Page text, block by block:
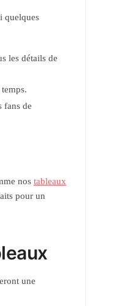
quelques
les détails de
fans de
nos tableaux
pour un
une